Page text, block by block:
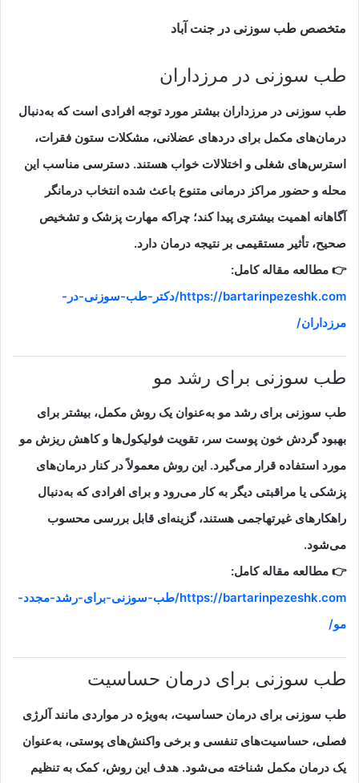
متخصص طب سوزنی در جنت آباد
طب سوزنی در مرزداران
طب سوزنی در مرزداران بیشتر مورد توجه افرادی است که به‌دنبال
درمان‌های مکمل برای دردهای عضلانی، مشکلات ستون فقرات،
استرس‌های شغلی و اختلالات خواب هستند. دسترسی مناسب این
محله و حضور مراکز درمانی متنوع باعث شده انتخاب درمانگر
آگاهانه اهمیت بیشتری پیدا کند؛ چراکه مهارت پزشک و تشخیص
صحیح، تأثیر مستقیمی بر نتیجه درمان دارد.
👉 مطالعه مقاله کامل:
https://bartarinpezeshk.com/دکتر-طب-سوزنی-در-
مرزداران/
طب سوزنی برای رشد مو
طب سوزنی برای رشد مو به‌عنوان یک روش مکمل، بیشتر برای
بهبود گردش خون پوست سر، تقویت فولیکول‌ها و کاهش ریزش مو
مورد استفاده قرار می‌گیرد. این روش معمولاً در کنار درمان‌های
پزشکی یا مراقبتی دیگر به کار می‌رود و برای افرادی که به‌دنبال
راهکارهای غیرتهاجمی هستند، گزینه‌ای قابل بررسی محسوب
می‌شود.
👉 مطالعه مقاله کامل:
https://bartarinpezeshk.com/طب-سوزنی-برای-رشد-مجدد-
مو/
طب سوزنی برای درمان حساسیت
طب سوزنی برای درمان حساسیت، به‌ویژه در مواردی مانند آلرژی
فصلی، حساسیت‌های تنفسی و برخی واکنش‌های پوستی، به‌عنوان
یک درمان مکمل شناخته می‌شود. هدف این روش، کمک به تنظیم